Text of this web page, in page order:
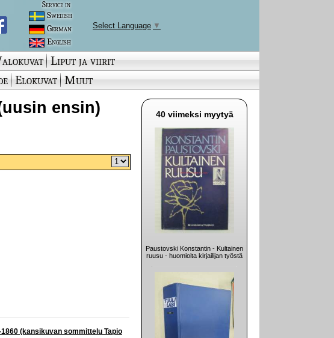
Service in
Swedish
German
English
Select Language ▼
Liput ja viirit
Elokuvat Muut
ensin)
(kansikuvan sommittelu Tapio
40 viimeksi myytyä
Paustovski Konstantin - Kultainen
ruusu - huomioita kirjailijan työstä